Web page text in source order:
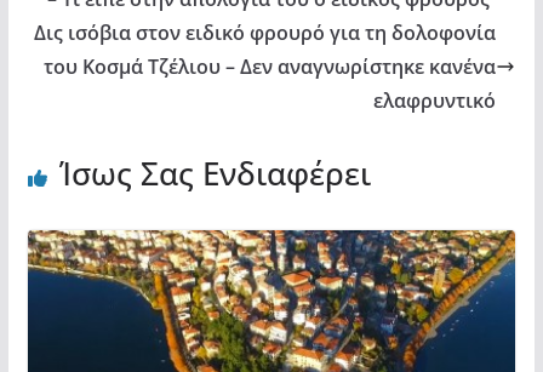
Δις ισόβια στον ειδικό φρουρό για τη δολοφονία
του Κοσμά Τζέλιου – Δεν αναγνωρίστηκε κανένα
ελαφρυντικό
Ίσως Σας Ενδιαφέρει